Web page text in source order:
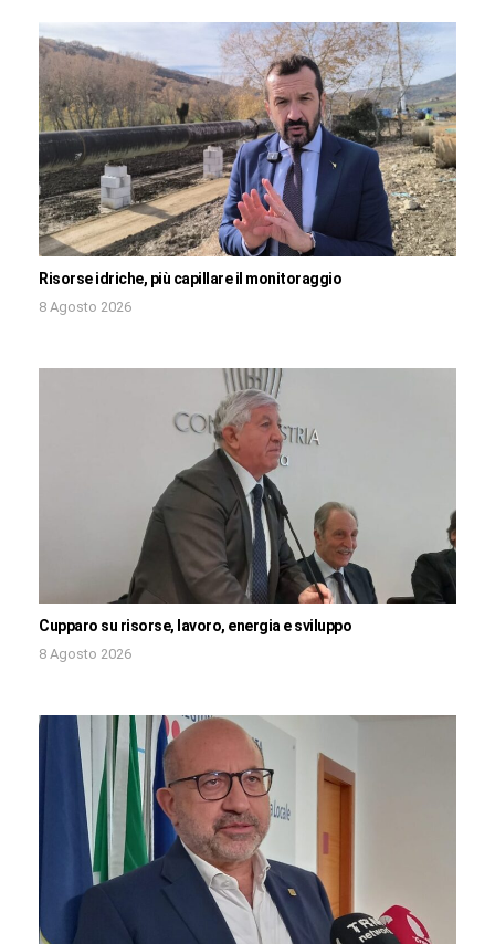
Risorse idriche, più capillare il monitoraggio
8 Agosto 2026
Cupparo su risorse, lavoro, energia e sviluppo
8 Agosto 2026